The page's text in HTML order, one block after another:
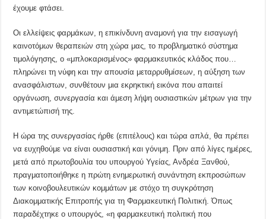
έχουμε φτάσει.
Οι ελλείψεις φαρμάκων, η επικίνδυνη αναμονή για την εισαγωγή
καινοτόμων θεραπειών στη χώρα μας, το προβληματικό σύστημα
τιμολόγησης, ο «μπλοκαρισμένος» φαρμακευτικός κλάδος που…
πληρώνει τη νύφη και την απουσία μεταρρυθμίσεων, η αύξηση των
ανασφάλιστων, συνθέτουν μια εκρηκτική εικόνα που απαιτεί
οργάνωση, συνεργασία και άμεση λήψη ουσιαστικών μέτρων για την
αντιμετώπισή της.
Η ώρα της συνεργασίας ήρθε (επιτέλους) και τώρα απλά, θα πρέπει
να ευχηθούμε να είναι ουσιαστική και γόνιμη. Πριν από λίγες ημέρες,
μετά από πρωτοβουλία του υπουργού Υγείας, Ανδρέα Ξανθού,
πραγματοποιήθηκε η πρώτη ενημερωτική συνάντηση εκπροσώπων
των κοινοβουλευτικών κομμάτων με στόχο τη συγκρότηση
Διακομματικής Επιτροπής για τη Φαρμακευτική Πολιτική. Όπως
παραδέχτηκε ο υπουργός, «η φαρμακευτική πολιτική που